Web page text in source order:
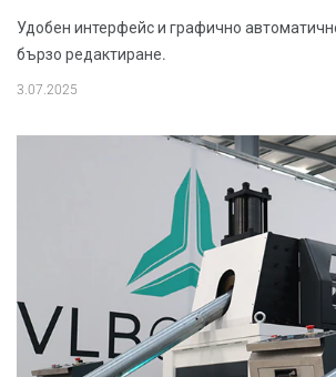
Удобен интерфейс и графично
бързо редактиране.
3.07.2025